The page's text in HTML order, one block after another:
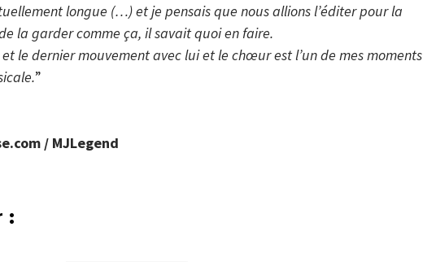
longue (…) et je pensais que nous allions l’éditer pour la
la garder comme ça, il savait quoi en faire.
et le dernier mouvement avec lui et le chœur est l’un de mes moments
”
/ MJLegend
: